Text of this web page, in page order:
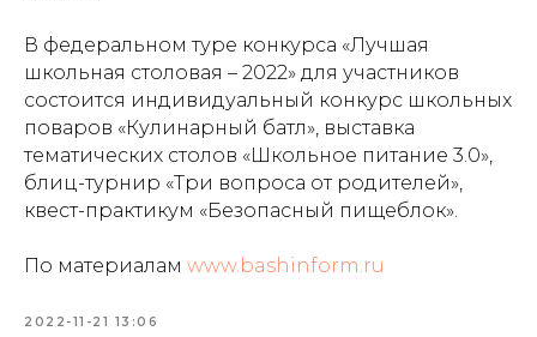
В федеральном туре конкурса «Лучшая
школьная столовая – 2022» для участников
состоится индивидуальный конкурс школьных
поваров «Кулинарный батл», выставка
тематических столов «Школьное питание 3.0»,
блиц-турнир «Три вопроса от родителей»,
квест-практикум «Безопасный пищеблок».
По материалам www.bashinform.ru
2022-11-21 13:06